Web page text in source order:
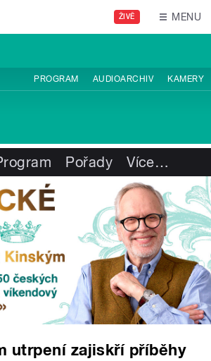
ŽIVĚ MENU
PROGRAM AUDIOARCHIV KAMERY
Pořady Více…
utrpení zajiskří příběhy